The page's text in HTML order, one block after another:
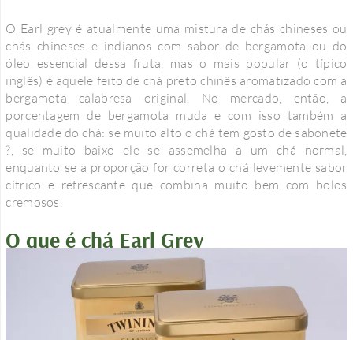
O Earl grey é atualmente uma mistura de chás chineses ou
chás chineses e indianos com sabor de bergamota ou do
óleo essencial dessa fruta, mas o mais popular (o típico
inglês) é aquele feito de chá preto chinês aromatizado com a
bergamota calabresa original. No mercado, então, a
porcentagem de bergamota muda e com isso também a
qualidade do chá: se muito alto o chá tem gosto de sabonete
?, se muito baixo ele se assemelha a um chá normal,
enquanto se a proporção for correta o chá levemente sabor
cítrico e refrescante que combina muito bem com bolos
cremosos.
O que é chá Earl Grey